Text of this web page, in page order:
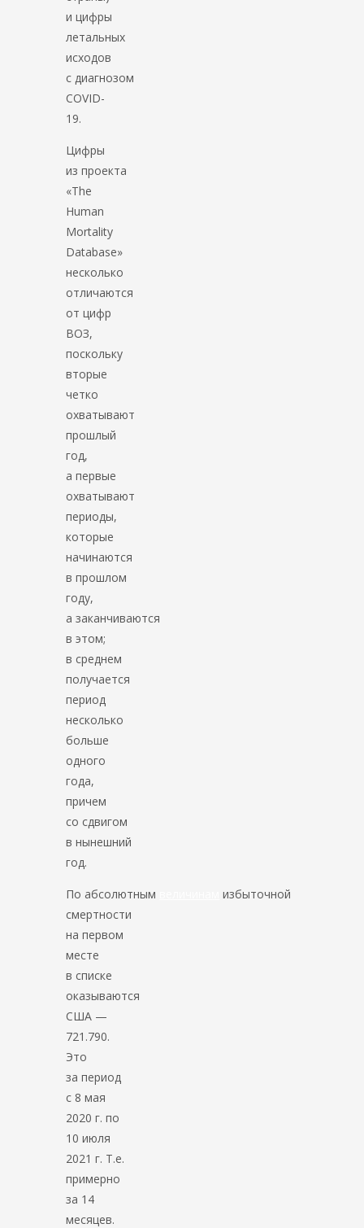
и цифры
летальных
исходов
с диагнозом
COVID-
19.
Цифры
из проекта
«The
Human
Mortality
Database»
несколько
отличаются
от цифр
ВОЗ,
поскольку
вторые
четко
охватывают
прошлый
год,
а первые
охватывают
периоды,
которые
начинаются
в прошлом
году,
а заканчиваются
в этом;
в среднем
получается
период
несколько
больше
одного
года,
причем
со сдвигом
в нынешний
год.
По абсолютным
избыточной
смертности
на первом
месте
в списке
оказываются
США —
721.790.
Это
за период
с 8 мая
2020 г. по
10 июля
2021 г. Т.е.
примерно
за 14
месяцев.